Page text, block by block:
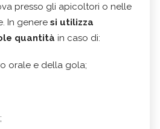
presso gli apicoltori o nelle
In genere si utilizza
quantità in caso di:
orale e della gola;